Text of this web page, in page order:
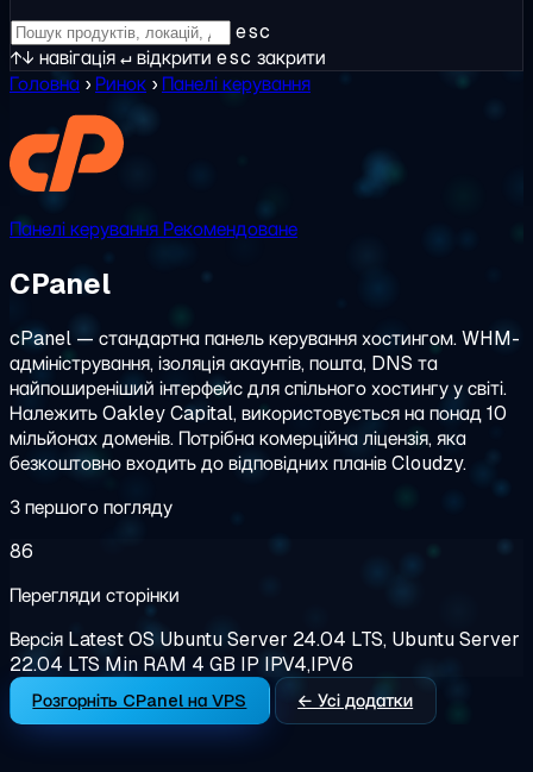
esc
↑↓ навігація↵відкрити esc закрити
Головна ›Ринок › Панелі керування
Панелі керуванняРекомендоване
CPanel
cPanel — стандартна панель керування хостингом. WHM-
адміністрування, ізоляція акаунтів, пошта, DNS та
найпоширеніший інтерфейс для спільного хостингу у світі.
Належить Oakley Capital, використовується на понад 10
мільйонах доменів. Потрібна комерційна ліцензія, яка
безкоштовно входить до відповідних планів Cloudzy.
З першого погляду
86
Перегляди сторінки
Версія LatestOS Ubuntu Server 24.04 LTS, Ubuntu Server
22.04 LTS Min RAM 4 GB IP IPV4,IPV6
Розгорніть CPanel на VPS ← Усі додатки